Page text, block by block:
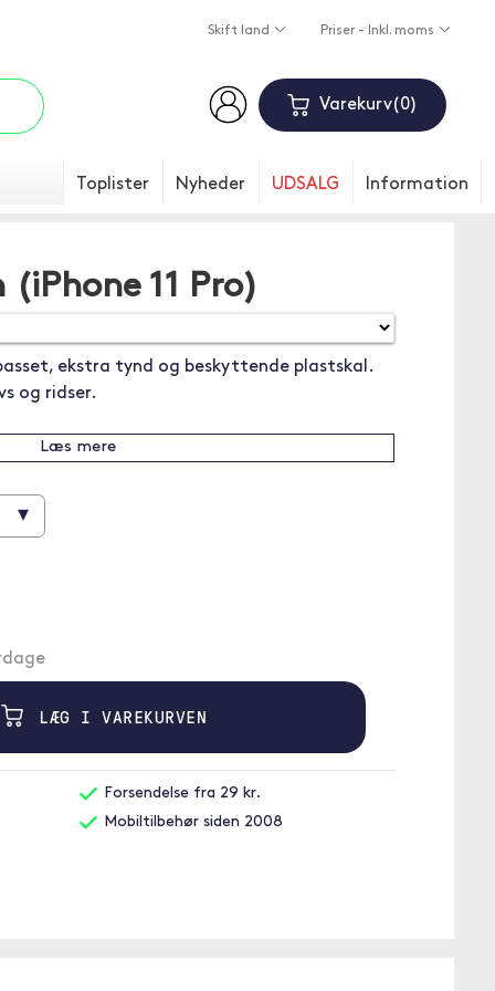
Skift land Priser - Inkl. moms
Varekurv 0
Toplister Nyheder UDSALG Information
11 Pro)
ekstra tynd og beskyttende plastskal.
og ridser.
Læs mere
▾
LÆG I VAREKURVEN
Forsendelse fra 29 kr.
Mobiltilbehør siden 2008